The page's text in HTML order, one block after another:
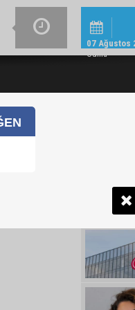
07 Ağustos
Cuma
YAZIN IŞILTISINI TAMAMLAYAN